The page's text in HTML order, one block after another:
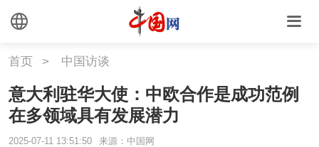
首页 > 中国访谈
意大利驻华大使：中欧合作是成功范例
在多领域具有发展潜力
2025-07-11 13:51:50 来源：中国网